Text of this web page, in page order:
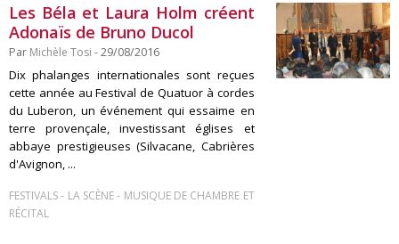
Les Béla et Laura Holm créent
Adonaïs de Bruno Ducol
Par Michèle Tosi - 29/08/2016
Dix phalanges internationales sont reçues
cette année au Festival de Quatuor à cordes
du Luberon, un événement qui essaime en
terre provençale, investissant églises et
abbaye prestigieuses (Silvacane, Cabrières
d'Avignon, ...
FESTIVALS- LA SCÈNE- MUSIQUE DE CHAMBRE ET
RÉCITAL